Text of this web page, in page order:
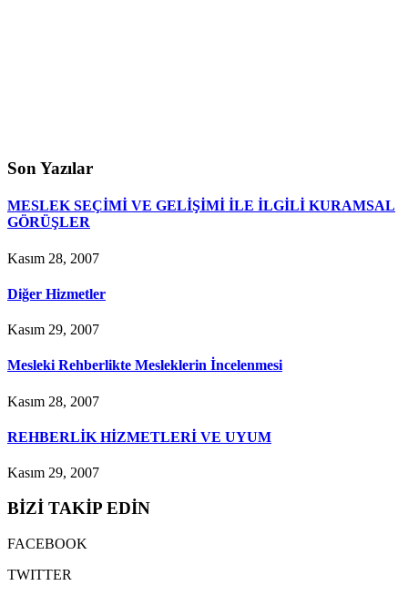
Son Yazılar
MESLEK SEÇİMİ VE GELİŞİMİ İLE İLGİLİ KURAMSAL
GÖRÜŞLER
Kasım 28, 2007
Diğer Hizmetler
Kasım 29, 2007
Mesleki Rehberlikte Mesleklerin İncelenmesi
Kasım 28, 2007
REHBERLİK HİZMETLERİ VE UYUM
Kasım 29, 2007
BİZİ TAKİP EDİN
FACEBOOK
TWITTER